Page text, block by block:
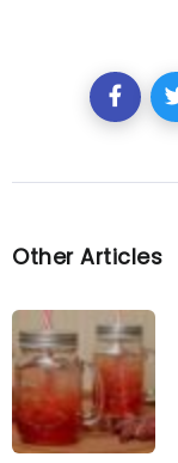
Other Articles